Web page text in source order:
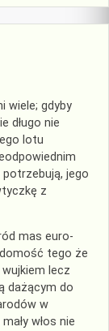
wiele; gdyby
długo nie
lotu
jego
z
mas euro-
tego że
lecz
dażącym do
w
włos nie